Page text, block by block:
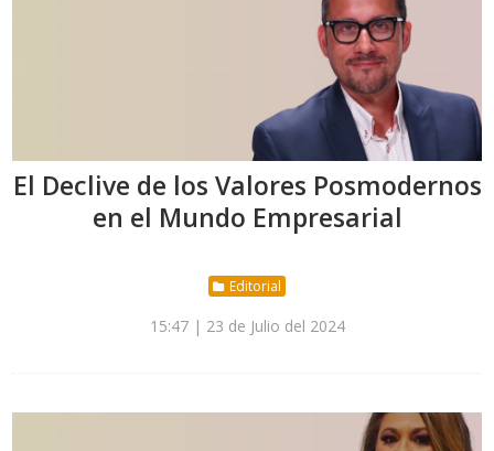
El Declive de los Valores Posmodernos
en el Mundo Empresarial
Editorial
15:47 | 23 de Julio del 2024